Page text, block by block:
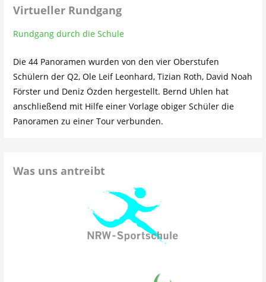
Virtueller Rundgang
Rundgang durch die Schule
Die 44 Panoramen wurden von den vier Oberstufen
Schülern der Q2, Ole Leif Leonhard, Tizian Roth, David Noah
Förster und Deniz Özden hergestellt. Bernd Uhlen hat
anschließend mit Hilfe einer Vorlage obiger Schüler die
Panoramen zu einer Tour verbunden.
Was uns antreibt